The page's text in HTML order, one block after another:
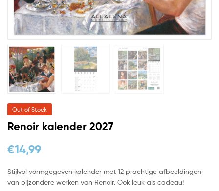
Out of Stock
Renoir kalender 2027
€14,99
Stijlvol vormgegeven kalender met 12 prachtige afbeeldingen
van bijzondere werken van Renoir. Ook leuk als cadeau!